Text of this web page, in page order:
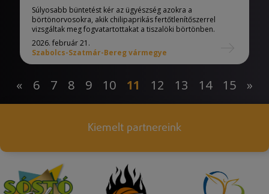
Súlyosabb büntetést kér az ügyészség azokra a
börtönorvosokra, akik chilipaprikás fertőtlenítőszerrel
vizsgáltak meg fogvatartottakat a tiszalöki börtönben.
2026. február 21.
Szabolcs-Szatmár-Bereg vármegye
« 6 7 8 9 10 11 12 13 14 15 »
Kiemelt partnereink